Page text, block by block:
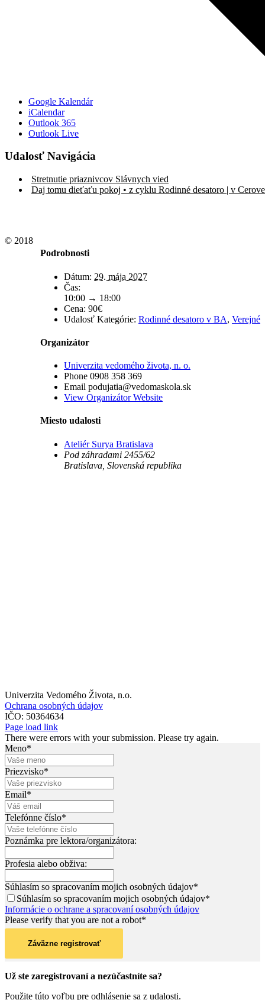
Google Kalendár
iCalendar
Outlook 365
Outlook Live
Udalosť Navigácia
Stretnutie priaznivcov Slávnych vied
Daj tomu dieťaťu pokoj • z cyklu Rodinné desatoro | v Cerove
Podrobnosti
Dátum: 29. mája 2027
Čas:
10:00 → 18:00
Cena: 90€
Udalosť Kategórie: Rodinné desatoro v BA, Verejné
Organizátor
Univerzita vedomého života, n. o.
Phone 0908 358 369
Email podujatia@vedomaskola.sk
View Organizátor Website
Miesto udalosti
Ateliér Surya Bratislava
Pod záhradami 2455/62
Bratislava Slovenská republika
© 2018
Univerzita Vedomého Života, n.o.
Ochrana osobných údajov
IČO: 50364634
Page load link
There were errors with your submission. Please try again.
Meno*
Priezvisko*
Email*
Telefónne číslo*
Poznámka pre lektora/organizátora:
Profesia alebo obživa:
Súhlasím so spracovaním mojich osobných údajov*
Súhlasím so spracovaním mojich osobných údajov*
Informácie o ochrane a spracovaní osobných údajov
Please verify that you are not a robot*
Záväzne registrovať
Už ste zaregistrovaní a nezúčastníte sa?
Použite túto voľbu pre odhlásenie sa z udalosti.